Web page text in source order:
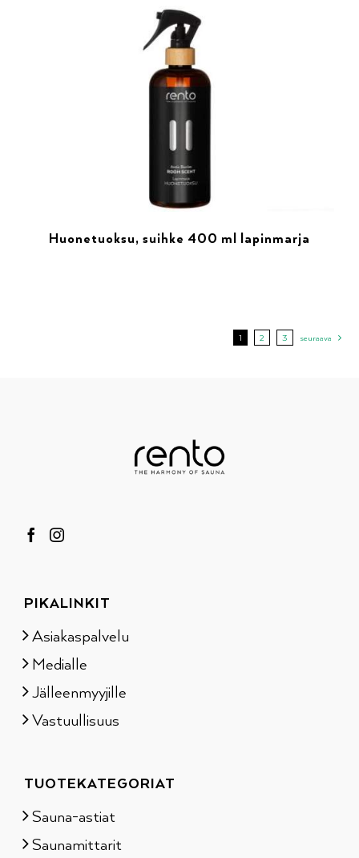
Huonetuoksu, suihke 400 ml lapinmarja
1 2 3 seuraava
PIKALINKIT
Asiakaspalvelu
Medialle
Jälleenmyyjille
Vastuullisuus
TUOTEKATEGORIAT
Sauna-astiat
Saunamittarit